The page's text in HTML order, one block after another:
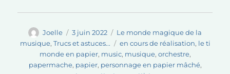
Auteur
Joelle
Publié
le
3 juin 2022 Catégories
Le monde magique de la
musique, Trucs et astuces... Étiquettes
en cours de réalisation, le ti
monde en papier, music, musique, orchestre,
papermache, papier, personnage en papier mâché,